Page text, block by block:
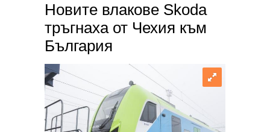
Новите влакове Skoda
тръгнаха от Чехия към
България